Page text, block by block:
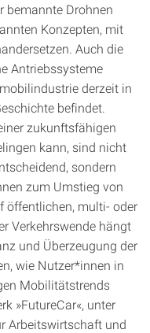
bemannte Drohnen
Konzepten, mit
Auch die
Antriebssysteme
derzeit in
befindet.
zukunftsfähigen
kann, sind nicht
sondern
zum Umstieg von
öffentlichen, multi- oder
Verkehrswende hängt
und Überzeugung der
wie Nutzer*innen in
Mobilitätstrends
»FutureCar«, unter
Arbeitswirtschaft und